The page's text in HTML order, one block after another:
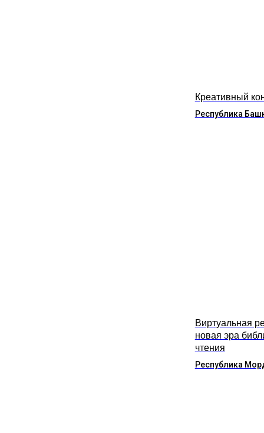
Креативный
Республика
Виртуальная
новая эра
чтения
Республика